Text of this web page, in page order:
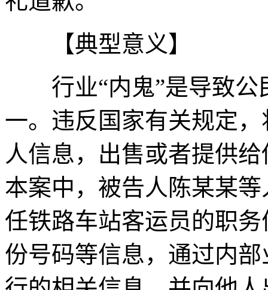
【典型意义】
行业“内鬼”是导致公
一。违反国家有关规定
人信息，出售或者提供
本案中，被告人陈某某
任铁路车站客运员的职
份号码等信息，通过内